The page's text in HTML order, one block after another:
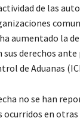
de las
aumentado la
derechos
de Aduanas
no se han
ocurridos en